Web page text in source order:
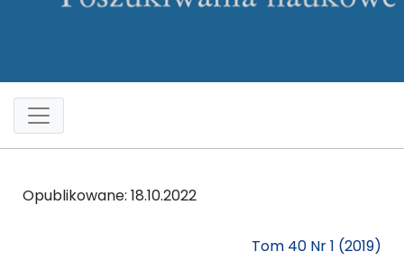
Opublikowane: 18.10.2022
Tom 40 Nr 1 (2019)